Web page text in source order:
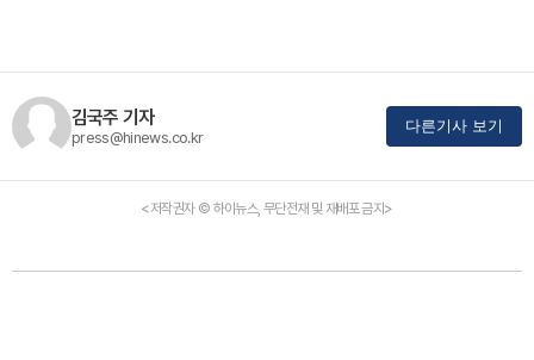
김국주 기자
press@hinews.co.kr
다른기사 보기
<저작권자 © 하이뉴스, 무단전재 및 재배포 금지>